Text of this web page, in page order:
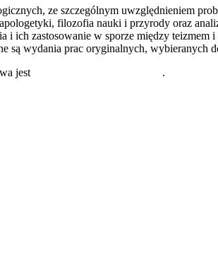
ze szczególnym uwzględnieniem
filozofia nauki i przyrody oraz
ich zastosowanie w sporze między teizmem
są wydania prac oryginalnych, wybieranych
jest
.